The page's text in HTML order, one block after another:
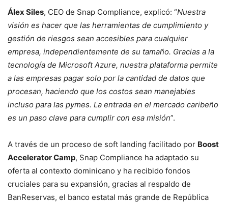
Álex Siles, CEO de Snap Compliance, explicó: “Nuestra
visión es hacer que las herramientas de cumplimiento y
gestión de riesgos sean accesibles para cualquier
empresa, independientemente de su tamaño. Gracias a la
tecnología de Microsoft Azure, nuestra plataforma permite
a las empresas pagar solo por la cantidad de datos que
procesan, haciendo que los costos sean manejables
incluso para las pymes. La entrada en el mercado caribeño
es un paso clave para cumplir con esa misión”.
A través de un proceso de soft landing facilitado por Boost
Accelerator Camp, Snap Compliance ha adaptado su
oferta al contexto dominicano y ha recibido fondos
cruciales para su expansión, gracias al respaldo de
BanReservas, el banco estatal más grande de República